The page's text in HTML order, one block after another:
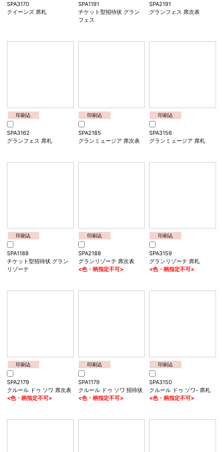
SPA2203
ノーブルクイーンズ モカ
SPA1204
ノーブルクイーンズ ベイ
クドブラウン 招待状
SPA2204
ノーブルクイーンズ ベイ
印刷込
SPA3170
クイーンズ 席札
印刷込
SPA1191
チケット型招待状 グラン
印刷込
SPA2191
グランフェス 席次表
SPA3162
グランフェス 席札
SPA2185
グランミュージア 席次表
SPA3156
グランミュージア 席札
印刷込
SPA1188
チケット型招待状 グラン
リゾーテ
印刷込
SPA2188
グランリゾーテ 席次表
<色・柄指定不可>
印刷込
SPA3159
グランリゾーテ 席札
<色・柄指定不可>